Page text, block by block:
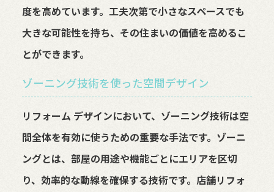
度を高めています。工夫次第で小さなスペースでも
大きな可能性を持ち、その住まいの価値を高めるこ
とができます。
ゾーニング技術を使った空間デザイン
リフォーム デザインにおいて、ゾーニング技術は空
間全体を有効に使うための重要な手法です。ゾーニ
ングとは、部屋の用途や機能ごとにエリアを区切
り、効率的な動線を確保する技術です。店舗リフォ